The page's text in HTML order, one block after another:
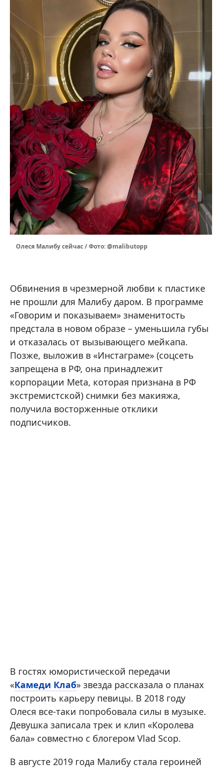
Олеся Малибу сейчас / Фото: @malibutopp
Обвинения в чрезмерной любви к пластике
не прошли для Малибу даром. В программе
«Говорим и показываем» знаменитость
предстала в новом образе – уменьшила губы
и отказалась от вызывающего мейкапа.
Позже, выложив в «Инстаграме» (соцсеть
запрещена в РФ, она принадлежит
корпорации Meta, которая признана в РФ
экстремистской) снимки без макияжа,
получила восторженные отклики
подписчиков.
В гостях юмористической передачи
«Камеди Клаб» звезда рассказала о планах
построить карьеру певицы. В 2018 году
Олеся все-таки попробовала силы в музыке.
Девушка записала трек и клип «Королева
бала» совместно с блогером Vlad Scop.
В августе 2019 года Малибу стала героиней